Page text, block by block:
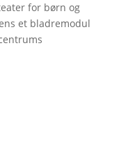
for børn og
et bladremodul